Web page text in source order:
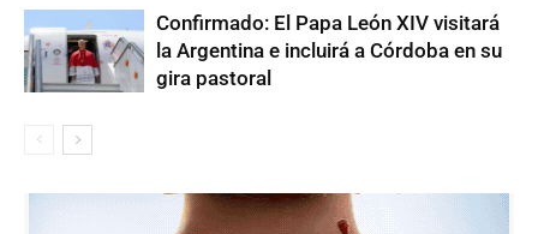
Confirmado: El Papa León XIV visitará
la Argentina e incluirá a Córdoba en su
gira pastoral